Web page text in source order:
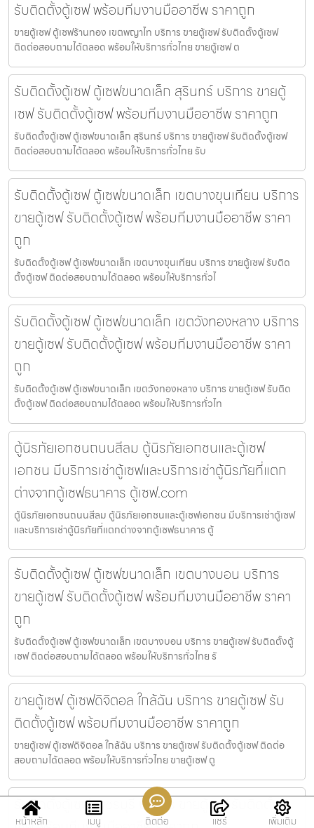
รับติดตั้งตู้เซฟ พร้อมทีมงานมืออาชีพ ราคาถูก
ขายตู้เซฟ ตู้เซฟร้านทอง เขตพญาไท บริการ ขายตู้เซฟ รับติดตั้งตู้เซฟ
ติดต่อสอบถามได้ตลอด พร้อมให้บริการทั่วไทย ขายตู้เซฟ ต
รับติดตั้งตู้เซฟ ตู้เซฟขนาดเล็ก สุรินทร์ บริการ ขายตู้
เซฟ รับติดตั้งตู้เซฟ พร้อมทีมงานมืออาชีพ ราคาถูก
รับติดตั้งตู้เซฟ ตู้เซฟขนาดเล็ก สุรินทร์ บริการ ขายตู้เซฟ รับติดตั้งตู้เซฟ
ติดต่อสอบถามได้ตลอด พร้อมให้บริการทั่วไทย รับ
รับติดตั้งตู้เซฟ ตู้เซฟขนาดเล็ก เขตบางขุนเทียน บริการ
ขายตู้เซฟ รับติดตั้งตู้เซฟ พร้อมทีมงานมืออาชีพ ราคา
ถูก
รับติดตั้งตู้เซฟ ตู้เซฟขนาดเล็ก เขตบางขุนเทียน บริการ ขายตู้เซฟ รับติด
ตั้งตู้เซฟ ติดต่อสอบถามได้ตลอด พร้อมให้บริการทั่วไ
รับติดตั้งตู้เซฟ ตู้เซฟขนาดเล็ก เขตวังทองหลาง บริการ
ขายตู้เซฟ รับติดตั้งตู้เซฟ พร้อมทีมงานมืออาชีพ ราคา
ถูก
รับติดตั้งตู้เซฟ ตู้เซฟขนาดเล็ก เขตวังทองหลาง บริการ ขายตู้เซฟ รับติด
ตั้งตู้เซฟ ติดต่อสอบถามได้ตลอด พร้อมให้บริการทั่วไท
ตู้นิรภัยเอกชนถนนสีลม ตู้นิรภัยเอกชนและตู้เซฟ
เอกชน มีบริการเช่าตู้เซฟและบริการเช่าตู้นิรภัยที่แตก
ต่างจากตู้เซฟธนาคาร ตู้เซฟ.com
ตู้นิรภัยเอกชนถนนสีลม ตู้นิรภัยเอกชนและตู้เซฟเอกชน มีบริการเช่าตู้เซฟ
และบริการเช่าตู้นิรภัยที่แตกต่างจากตู้เซฟธนาคาร ตู้
รับติดตั้งตู้เซฟ ตู้เซฟขนาดเล็ก เขตบางบอน บริการ
ขายตู้เซฟ รับติดตั้งตู้เซฟ พร้อมทีมงานมืออาชีพ ราคา
ถูก
รับติดตั้งตู้เซฟ ตู้เซฟขนาดเล็ก เขตบางบอน บริการ ขายตู้เซฟ รับติดตั้งตู้
เซฟ ติดต่อสอบถามได้ตลอด พร้อมให้บริการทั่วไทย รั
ขายตู้เซฟ ตู้เซฟดิจิตอล ใกล้ฉัน บริการ ขายตู้เซฟ รับ
ติดตั้งตู้เซฟ พร้อมทีมงานมืออาชีพ ราคาถูก
ขายตู้เซฟ ตู้เซฟดิจิตอล ใกล้ฉัน บริการ ขายตู้เซฟ รับติดตั้งตู้เซฟ ติดต่อ
สอบถามได้ตลอด พร้อมให้บริการทั่วไทย ขายตู้เซฟ ตู
รับติดตั้งตู้เซฟ เพชรบุรี บริการ ขายตู้เซฟ รับติดตั้งตู้
หน้าหลัก เมนู ติดต่อ แชร์ เพิ่มเติม